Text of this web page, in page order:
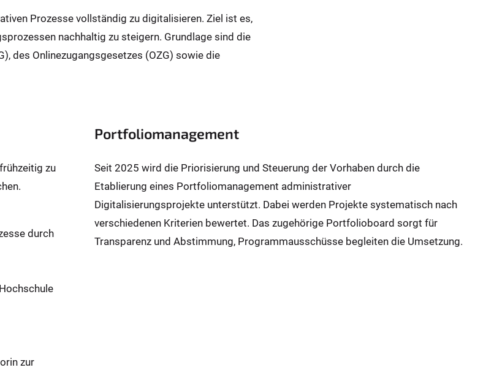
Prozesse vollständig zu digitalisieren. Ziel ist es,
nachhaltig zu steigern. Grundlage sind die
des Onlinezugangsgesetzes (OZG) sowie die
zu
durch
zur
Portfoliomanagement
Seit 2025 wird die Priorisierung und Steuerung der Vorhaben durch die
Etablierung eines Portfoliomanagement administrativer
Digitalisierungsprojekte unterstützt. Dabei werden Projekte systematisch nach
verschiedenen Kriterien bewertet. Das zugehörige Portfolioboard sorgt für
Transparenz und Abstimmung, Programmausschüsse begleiten die Umsetzung.